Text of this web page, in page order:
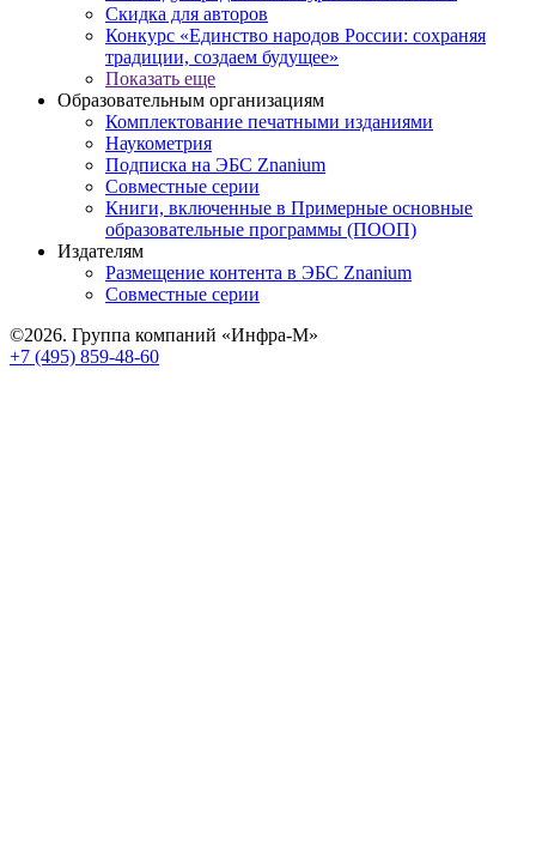
Скидка для авторов
Конкурс «Единство народов России: сохраняя
традиции, создаем будущее»
Показать еще
Образовательным организациям
Комплектование печатными изданиями
Наукометрия
Подписка на ЭБС Znanium
Совместные серии
Книги, включенные в Примерные основные
образовательные программы (ПООП)
Издателям
Размещение контента в ЭБС Znanium
Совместные серии
©2026. Группа компаний «Инфра-М»
+7 (495) 859-48-60